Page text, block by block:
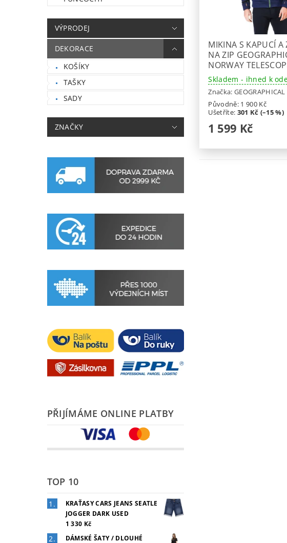
VÝPRODEJ
DEKORACE
KOŠÍKY
TAŠKY
SADY
ZNAČKY
PŘIJÍMÁME ONLINE PLATBY
TOP 10
KRAŤASY CARS JEANS SEATLE
JOGGER DARK USED
1 330 Kč
DÁMSKÉ ŠATY / DLOUHÉ
MIKINA S KAPUCÍ A
NA ZIP
NORWAY
Skladem - ihned k
Značka:
Původně: 1 900 Kč
Ušetříte: 301 Kč (–15 %)
1 599 Kč